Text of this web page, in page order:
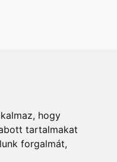
hogy
tartalmakat
forgalmát,